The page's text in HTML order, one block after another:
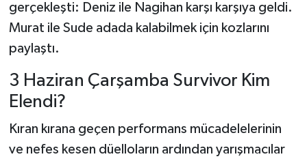
gerçekleşti: Deniz ile Nagihan karşı karşıya geldi.
Murat ile Sude adada kalabilmek için kozlarını
paylaştı.
3 Haziran Çarşamba Survivor Kim
Elendi?
Kıran kırana geçen performans mücadelelerinin
ve nefes kesen düelloların ardından yarışmacılar